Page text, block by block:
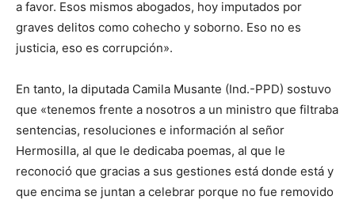
a favor. Esos mismos abogados, hoy imputados por
graves delitos como cohecho y soborno. Eso no es
justicia, eso es corrupción».
En tanto, la diputada Camila Musante (Ind.-PPD) sostuvo
que «tenemos frente a nosotros a un ministro que filtraba
sentencias, resoluciones e información al señor
Hermosilla, al que le dedicaba poemas, al que le
reconoció que gracias a sus gestiones está donde está y
que encima se juntan a celebrar porque no fue removido